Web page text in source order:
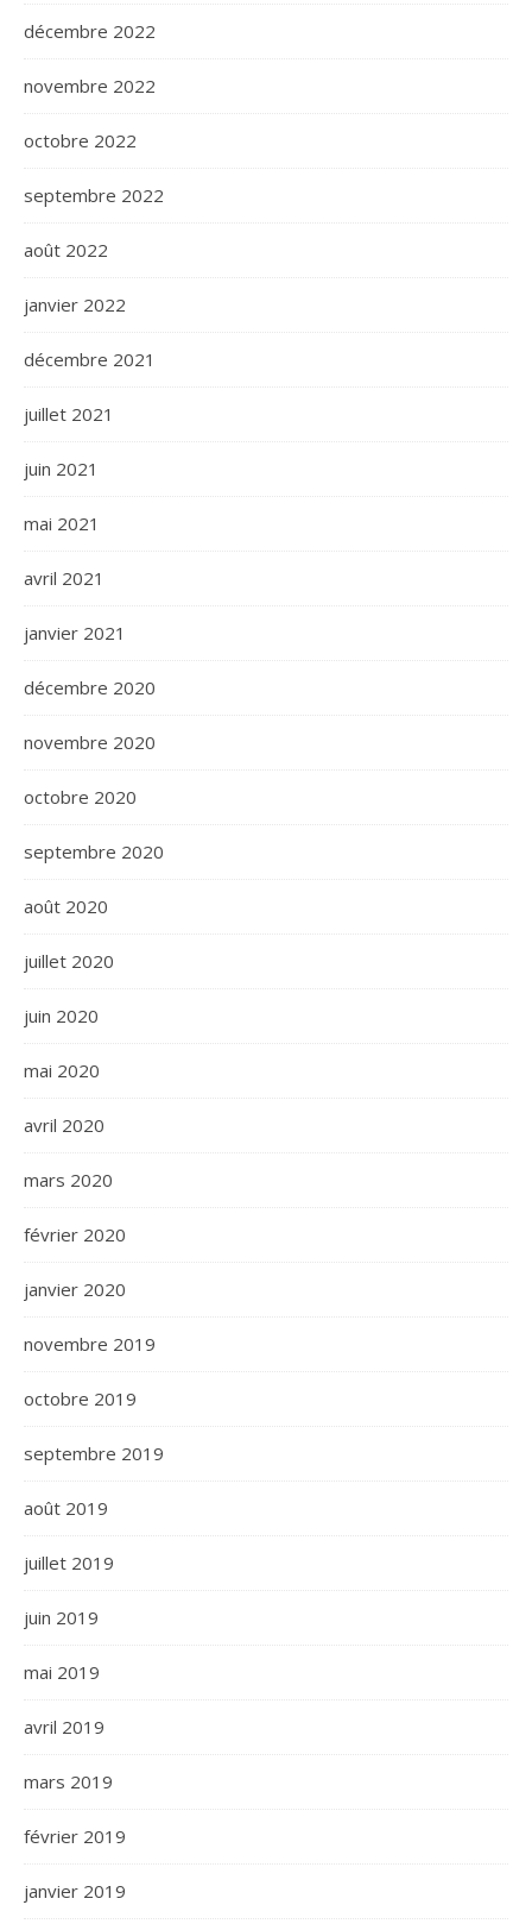
décembre 2022
novembre 2022
octobre 2022
septembre 2022
août 2022
janvier 2022
décembre 2021
juillet 2021
juin 2021
mai 2021
avril 2021
janvier 2021
décembre 2020
novembre 2020
octobre 2020
septembre 2020
août 2020
juillet 2020
juin 2020
mai 2020
avril 2020
mars 2020
février 2020
janvier 2020
novembre 2019
octobre 2019
septembre 2019
août 2019
juillet 2019
juin 2019
mai 2019
avril 2019
mars 2019
février 2019
janvier 2019